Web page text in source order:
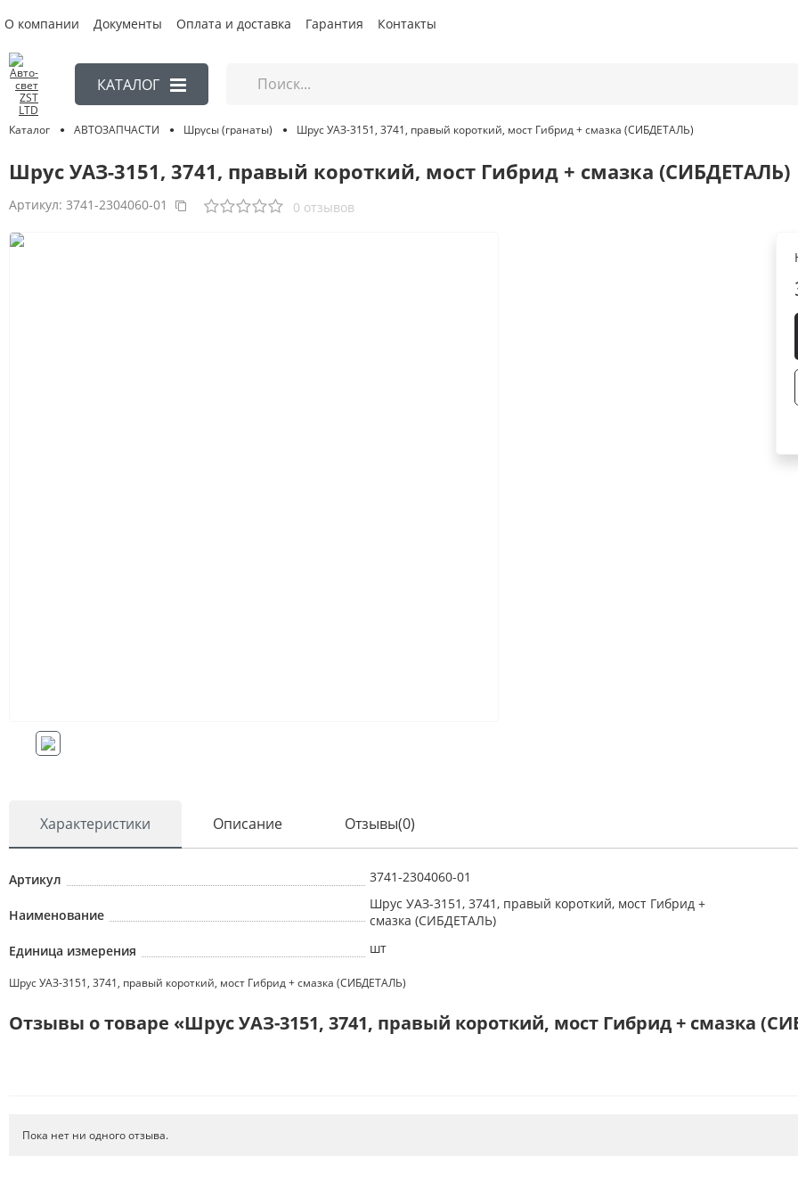
О компании Документы Оплата и доставка Гарантия Контакты
КАТАЛОГ
ОПТИКА
МЕТИЗЫ
ИНСТРУМЕНТ
ТОРМОЗНАЯ СИСТЕМА
Каталог АВТОЗАПЧАСТИ Шрусы (гранаты) Шрус УАЗ-3151, 3741, правый короткий, мост Гибрид + смазка (СИБДЕТАЛЬ)
Шрус УАЗ-3151, 3741, правый короткий, мост Гибрид + смазка (СИБДЕТАЛЬ)
Артикул: 3741-2304060-01 0 отзывов
Характеристики Описание Отзывы(0)
Артикул 3741-2304060-01
Наименование
Шрус УАЗ-3151, 3741, правый короткий, мост Гибрид +
смазка (СИБДЕТАЛЬ)
Единица измерения
шт
Шрус УАЗ-3151, 3741, правый короткий, мост Гибрид + смазка (СИБДЕТАЛЬ)
Отзывы о товаре «Шрус УАЗ-3151, 3741, правый короткий, мост Гибрид + смазка
Пока нет ни одного отзыва.